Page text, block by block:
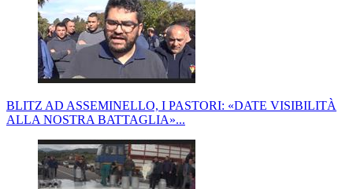
BLITZ AD ASSEMINELLO, I PASTORI: «DATE VISIBILITÀ
ALLA NOSTRA BATTAGLIA»...